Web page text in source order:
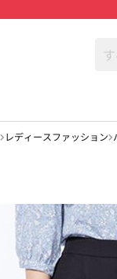
レディースファッション